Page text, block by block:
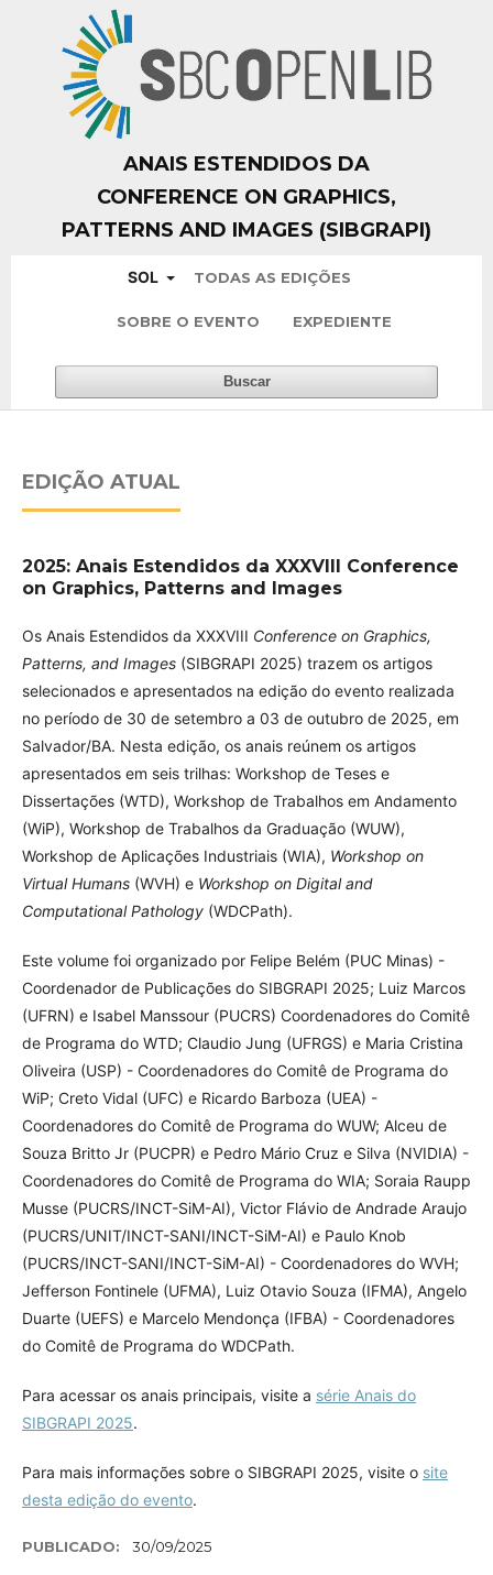
ANAIS ESTENDIDOS DA
CONFERENCE ON GRAPHICS,
PATTERNS AND IMAGES (SIBGRAPI)
SOL TODAS AS EDIÇÕES
SOBRE O EVENTO EXPEDIENTE
Buscar
EDIÇÃO ATUAL
2025: Anais Estendidos da XXXVIII Conference
on Graphics, Patterns and Images
Os Anais Estendidos da XXXVIII Conference on Graphics,
Patterns, and Images (SIBGRAPI 2025) trazem os artigos
selecionados e apresentados na edição do evento realizada
no período de 30 de setembro a 03 de outubro de 2025, em
Salvador/BA. Nesta edição, os anais reúnem os artigos
apresentados em seis trilhas: Workshop de Teses e
Dissertações (WTD), Workshop de Trabalhos em Andamento
(WiP), Workshop de Trabalhos da Graduação (WUW),
Workshop de Aplicações Industriais (WIA), Workshop on
Virtual Humans (WVH) e Workshop on Digital and
Computational Pathology (WDCPath).
Este volume foi organizado por Felipe Belém (PUC Minas) -
Coordenador de Publicações do SIBGRAPI 2025; Luiz Marcos
(UFRN) e Isabel Manssour (PUCRS) Coordenadores do Comitê
de Programa do WTD; Claudio Jung (UFRGS) e Maria Cristina
Oliveira (USP) - Coordenadores do Comitê de Programa do
WiP; Creto Vidal (UFC) e Ricardo Barboza (UEA) -
Coordenadores do Comitê de Programa do WUW; Alceu de
Souza Britto Jr (PUCPR) e Pedro Mário Cruz e Silva (NVIDIA) -
Coordenadores do Comitê de Programa do WIA; Soraia Raupp
Musse (PUCRS/INCT-SiM-AI), Victor Flávio de Andrade Araujo
(PUCRS/UNIT/INCT-SANI/INCT-SiM-AI) e Paulo Knob
(PUCRS/INCT-SANI/INCT-SiM-AI) - Coordenadores do WVH;
Jefferson Fontinele (UFMA), Luiz Otavio Souza (IFMA), Angelo
Duarte (UEFS) e Marcelo Mendonça (IFBA) - Coordenadores
do Comitê de Programa do WDCPath.
Para acessar os anais principais, visite a série Anais do
SIBGRAPI 2025.
Para mais informações sobre o SIBGRAPI 2025, visite o site
desta edição do evento.
PUBLICADO: 30/09/2025